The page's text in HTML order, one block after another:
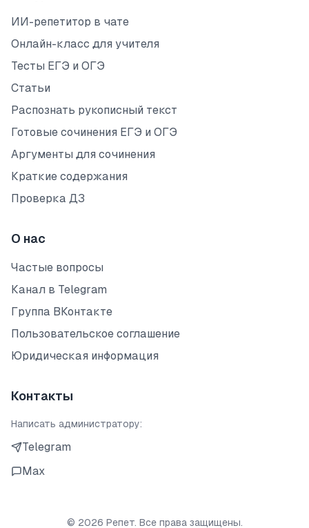
ИИ-репетитор в чате
Онлайн-класс для учителя
Тесты ЕГЭ и ОГЭ
Статьи
Распознать рукописный текст
Готовые сочинения ЕГЭ и ОГЭ
Аргументы для сочинения
Краткие содержания
Проверка ДЗ
О нас
Частые вопросы
Канал в Telegram
Группа ВКонтакте
Пользовательское соглашение
Юридическая информация
Контакты
Написать администратору:
Telegram
Max
© 2026 Репет. Все права защищены.